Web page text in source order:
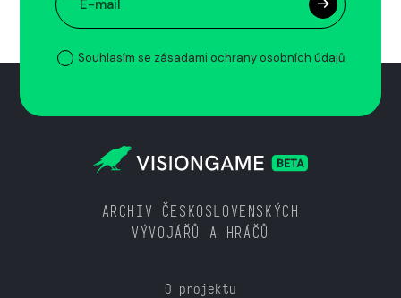
Souhlasím se zásadami ochrany osobních údajů
ARCHIV ČESKOSLOVENSKÝCH
VÝVOJÁŘŮ A HRÁČŮ
O projektu